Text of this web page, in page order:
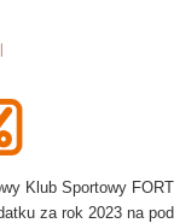
Klub Sportowy
za rok 2023 na